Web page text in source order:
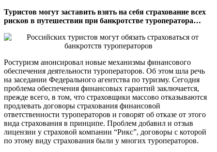
Туристов могут заставить взять на себя страхование всех
рисков в путешествии при банкротстве туроператора…
Ростуризм анонсировал новые механизмы финансового
обеспечения деятельности туроператоров. Об этом шла речь
на заседании Федерального агентства по туризму. Сегодня
проблема обеспечения финансовых гарантий заключается,
прежде всего, в том, что страховщики массово отказываются
продлевать договоры страхования финансовой
ответственности туроператоров и говорят об отказе от этого
вида страхования в принципе. Проблем добавил и отзыв
лицензии у страховой компании “Рикс”, договоры с которой
по этому виду страхования были у многих туроператоров.